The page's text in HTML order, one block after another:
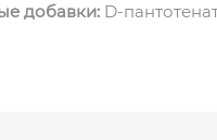
добавки: D-